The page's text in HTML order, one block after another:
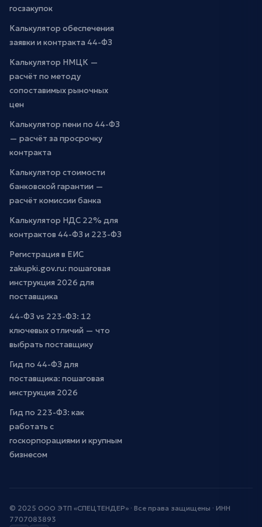
госзакупок
Калькулятор обеспечения
заявки и контракта 44-ФЗ
Калькулятор НМЦК —
расчёт по методу
сопоставимых рыночных
цен
Калькулятор пени по 44-ФЗ
— расчёт за просрочку
контракта
Калькулятор стоимости
банковской гарантии —
расчёт комиссии банка
Калькулятор НДС 22% для
контрактов 44-ФЗ и 223-ФЗ
Регистрация в ЕИС
zakupki.gov.ru: пошаговая
инструкция 2026 для
поставщика
44-ФЗ vs 223-ФЗ: 12
ключевых отличий — что
выбрать поставщику
Гид по 44-ФЗ для
поставщика: пошаговая
инструкция 2026
Гид по 223-ФЗ: как
работать с
госкорпорациями и крупным
бизнесом
© 2025 ООО ЭТП «СПЕЦТЕНДЕР» · Все права защищены · ИНН
7707083893